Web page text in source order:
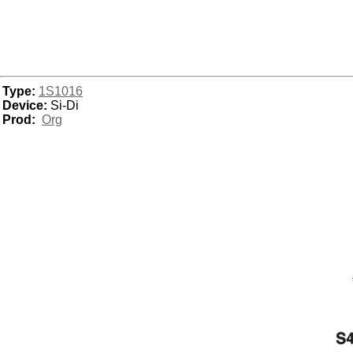
Type: 1S1016
Device: Si-Di
Prod: Org